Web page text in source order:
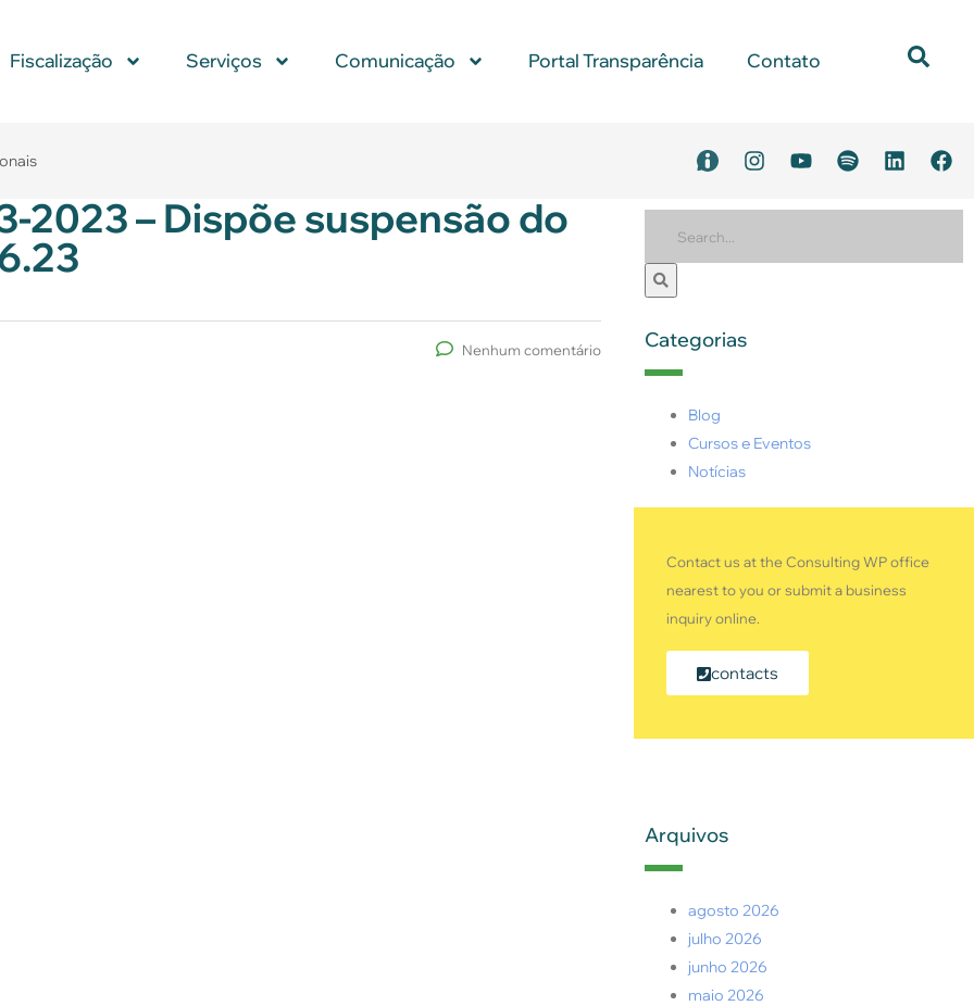
Fiscalização Serviços Comunicação Portal Transparência Contato
2023 – Dispõe suspensão do
Nenhum comentário Categorias
Blog
Cursos e Eventos
Notícias
Contact us at the Consulting WP office
nearest to you or submit a business
inquiry online.
contacts
Arquivos
agosto 2026
julho 2026
junho 2026
maio 2026